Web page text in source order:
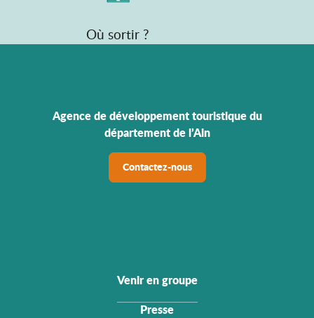
Où sortir ?
Agence de développement touristique du
département de l’Ain
Contactez-nous
Venir en groupe
Presse